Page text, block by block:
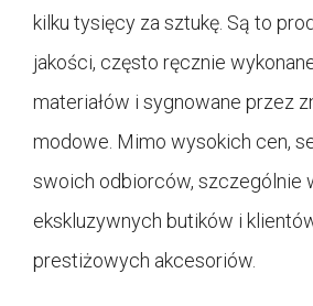
kilku tysięcy za sztukę. Są to
jakości, często ręcznie
materiałów i sygnowane przez
modowe. Mimo wysokich cen,
swoich odbiorców, szczególnie
ekskluzywnych butików i
prestiżowych akcesoriów.